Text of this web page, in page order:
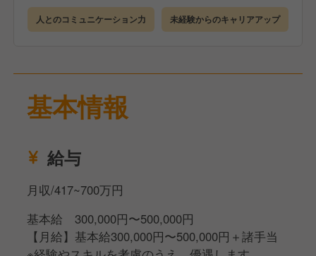
企業や店舗について理解を深めていただきます。
●店舗研修（3カ月）
ビジネスマナーも身につくので未経験でも安心です。
●キャリアアップ
長を目指すことが可能です
人とのコミュニケーション力 未経験からのキャリアアップ
基本情報
給与
月収/417~700万円
基本給 300,000円〜500,000円
【月給】基本給300,000円〜500,000円＋諸手当